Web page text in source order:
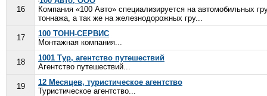
16
Компания «100 Авто» специализируется на автомобильных
тоннажа, а так же на железнодорожных гру...
17
100 ТОНН-СЕРВИС
Монтажная компания...
18
1001 Тур, агентство путешествий
Агентство путешествий...
19
12 Месяцев, туристическое агентство
Туристическое агентство...